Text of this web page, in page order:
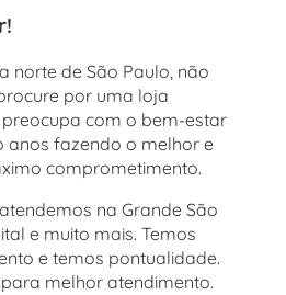
norte de São Paulo, não
por uma loja
com o bem-estar
anos fazendo o melhor e
comprometimento.
na Grande São
e muito mais. Temos
e temos pontualidade.
melhor atendimento.